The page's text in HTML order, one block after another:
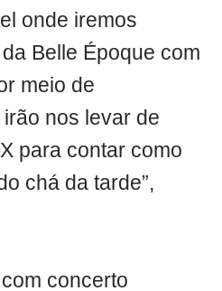
onde iremos
Belle Époque com
meio de
nos levar de
para contar como
chá da tarde”,
concerto